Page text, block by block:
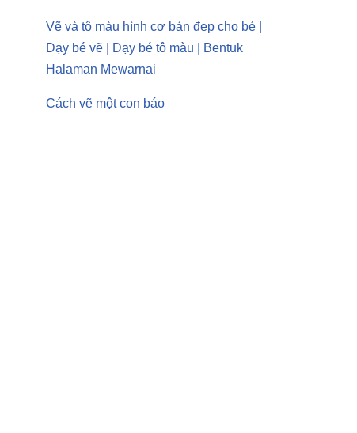
Vẽ và tô màu hình cơ bản đẹp cho bé |
Dạy bé vẽ | Dạy bé tô màu | Bentuk
Halaman Mewarnai
Cách vẽ một con báo